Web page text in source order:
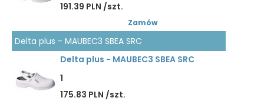
191.39 PLN /szt.
Zamów
Delta plus - MAUBEC3 SBEA SRC
Delta plus - MAUBEC3 SBEA SRC
1
175.83 PLN /szt.